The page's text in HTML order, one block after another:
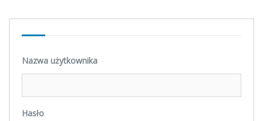
Nazwa użytkownika
Hasło